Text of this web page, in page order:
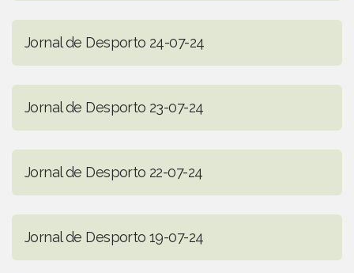
Jornal de Desporto 24-07-24
Jornal de Desporto 23-07-24
Jornal de Desporto 22-07-24
Jornal de Desporto 19-07-24